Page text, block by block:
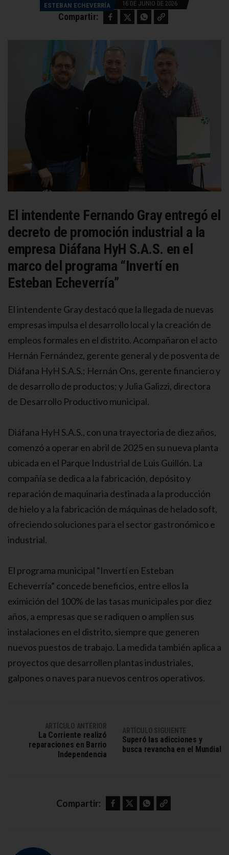
ESTEBAN ECHEVERRÍA 16 DE JUNIO DE 2026
Compartir: Facebook Twitter WhatsApp Copy link
El intendente Fernando Gray entregó el
decreto de promoción industrial a la
empresa Diáfana HyH S.A.S. en el
marco del programa “Invertí en
Esteban Echeverría”
El intendente Gray destacó que la llegada de nuevas
empresas impulsa el desarrollo local y la creación de
empleos formales en el distrito. Acompañaron el acto
Hernán Fernández, gerente general y de posventa de
Diáfana HyH S.A.S.; Hernán Ons, gerente financiero y
de desarrollo de productos; y Julia Galizzi, directora
de Desarrollo Productivo municipal.
Diáfana HyH S.A.S., con una trayectoria de diez años,
comenzó a operar en abril de 2025 en su nueva planta
ubicada en el Parque Industrial de Luis Guillón. La
compañía se dedica a la fabricación, depósito y
reparación de maquinaria destinada a la producción
de hielo y a la fabricación de máquinas de helado soft,
ofreciendo soluciones para el sector gastronómico e
industrial.
El programa municipal “Invertí en Esteban
Echeverría” concede beneficios, entre ellos la
eximición del 100% de las tasas municipales por diez
años, a empresas que se radiquen o amplíen sus
instalaciones en el distrito, siempre que generen
nuevos puestos de trabajo. La medida también aplica a
proyectos que desarrollen plantas industriales,
galpones o naves para nuevos centros operativos.
ARTÍCULO ANTERIOR
La Corriente realizó
reparaciones en Barrio
Independencia
ARTÍCULO SIGUIENTE
Superó las adicciones y
busca revancha en el Mundial
Compartir: Facebook Twitter WhatsApp Copy link